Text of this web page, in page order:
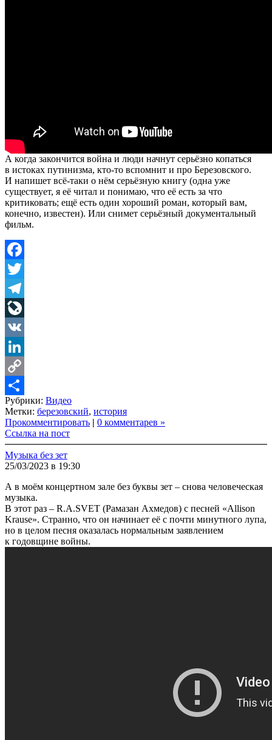
А когда закончится война и люди начнут серьёзно копаться
в истоках путинизма, кто-то вспомнит и про Березовского.
И напишет всё-таки о нём серьёзную книгу (одна уже
существует, я её читал и понимаю, что её есть за что
критиковать; ещё есть один хороший роман, который вам,
конечно, известен). Или снимет серьёзный документальный
фильм.
Facebook
Twitter
Telegram
LiveJournal
VK
LinkedIn
Copy
Link
Share
Рубрики: Видео
Метки: березовский, история
Прокомментировать | 0 комментарев »
Ссылка на пост
Музыка без зет
25/03/2023 в 19:30
А в моём концертном зале без буквы зет – снова человеческая
музыка.
В этот раз – R.A.SVET (Рамазан Ахмедов) с песней «Allison
Krause». Странно, что он начинает её с почти минутного лупа,
но в целом песня оказалась нормальным заявлением
к годовщине войны.